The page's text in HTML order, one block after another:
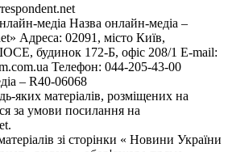
медіа Назва онлайн-медіа –
Адреса: 02091, місто Київ,
будинок 172-Б, офіс 208/1 E-mail:
Телефон: 044-205-43-00
– R40-06068
яких матеріалів, розміщених на
за умови посилання на
зі сторінки « Новини України